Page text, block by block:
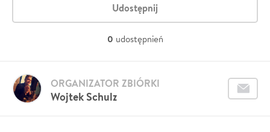
Udostępnij
0 udostępnień
Wojtek Schulz
ORGANIZATOR ZBIÓRKI